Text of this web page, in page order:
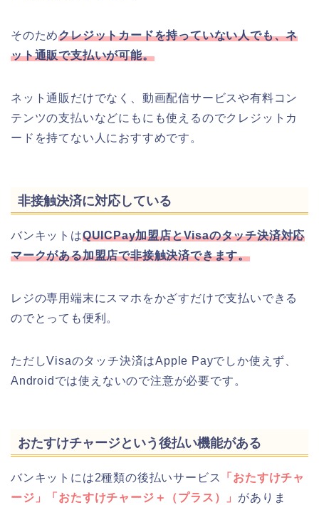
そのためクレジットカードを持っていない人でも、ネ
ット通販で支払いが可能。
ネット通販だけでなく、動画配信サービスや有料コン
テンツの支払いなどにもにも使えるのでクレジットカ
ードを持てない人におすすめです。
非接触決済に対応している
バンキットはQUICPay加盟店とVisaのタッチ決済対応
マークがある加盟店で非接触決済できます。
レジの専用端末にスマホをかざすだけで支払いできる
のでとっても便利。
ただしVisaのタッチ決済はApple Payでしか使えず、
Androidでは使えないので注意が必要です。
おたすけチャージという後払い機能がある
バンキットには2種類の後払いサービス
「おたすけチャ
ージ」「おたすけチャージ＋（プラス）」 がありま